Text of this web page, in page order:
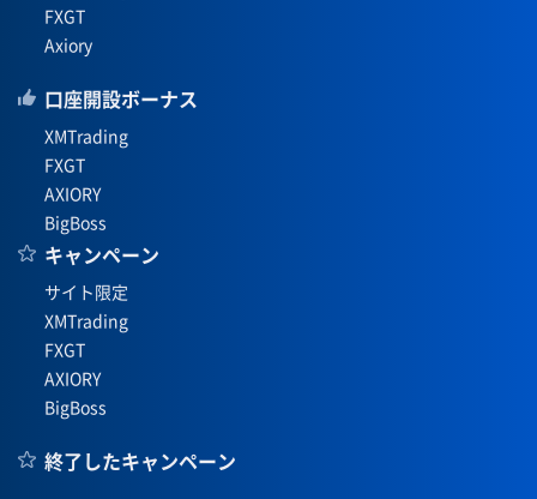
FXGT
Axiory
口座開設ボーナス
XMTrading
FXGT
AXIORY
BigBoss
キャンペーン
サイト限定
XMTrading
FXGT
AXIORY
BigBoss
終了したキャンペーン